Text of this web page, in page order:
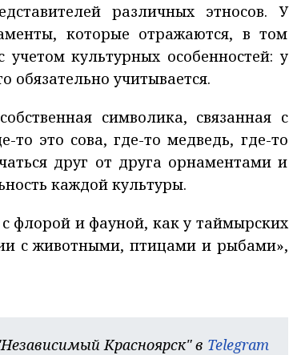
различных этносов. У
которые отражаются, в том
культурных особенностей: у
обязательно учитывается.
символика, связанная с
это сова, где-то медведь, где-то
друг от друга орнаментами и
каждой культуры.
флорой и фауной, как у таймырских
с животными, птицами и рыбами»,
Красноярск" в Telegram